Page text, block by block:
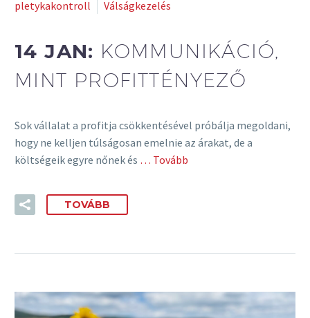
pletykakontroll
Válságkezelés
14 JAN: KOMMUNIKÁCIÓ,
MINT PROFITTÉNYEZŐ
Sok vállalat a profitja csökkentésével próbálja megoldani,
hogy ne kelljen túlságosan emelnie az árakat, de a
költségeik egyre nőnek és … Tovább
TOVÁBB